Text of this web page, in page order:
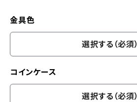
金具色
選択する（必須）
コインケース
選択する（必須）